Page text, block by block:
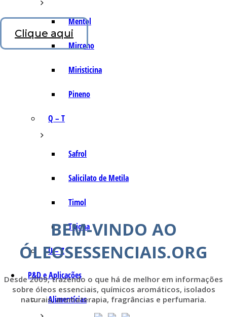
Mentol
Mirceno
Miristicina
Pineno
Q – T
Safrol
Salicilato de Metila
Timol
Tujona
U – Z
P&D e Aplicações
Alimentícias
Clique aqui
BEM-VINDO AO
ÓLEOSESSENCIAIS.ORG
Desde 2009, trazendo o que há de melhor em informações
sobre óleos essenciais, químicos aromáticos, isolados
naturais, aromaterapia, fragrâncias e perfumaria.